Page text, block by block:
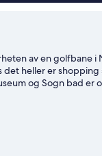
av en golfbane i
det heller er
og Sogn bad er